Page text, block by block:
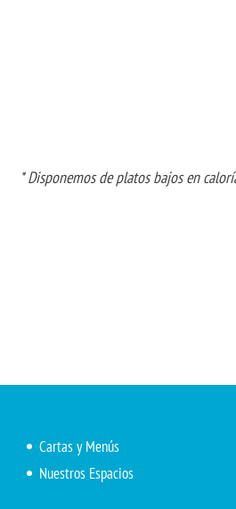
* Disponemos de platos bajos en
Cartas y Menús
Nuestros Espacios